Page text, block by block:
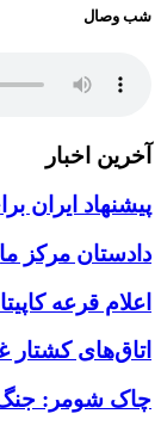
شب وصال
آخرین اخبار
پیشنهاد ایران
دادستان مرکز
اعلام قرعه
اتاق‌های کشتار
چاک شومر: جنگ